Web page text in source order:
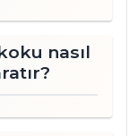
nasıl